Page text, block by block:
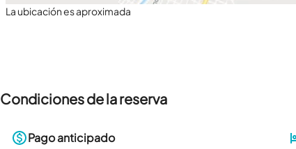
La ubicación es aproximada
Condiciones de la reserva
Pago anticipado